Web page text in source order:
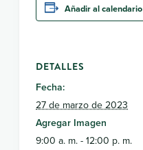
Añadir al calendario
DETALLES
Fecha:
27 de marzo de 2023
Agregar Imagen
9:00 a. m. - 12:00 p. m.